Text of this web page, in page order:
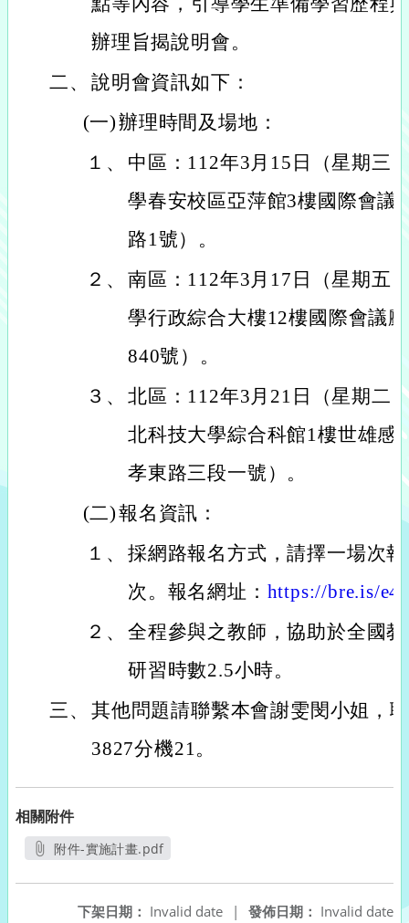
辦理旨揭說明會。
二、 說明會資訊如下：
(一)辦理時間及場地：
１、
中區：112年3月15日（星期三
學春安校區亞萍館3樓國際會議
路1號）。
２、 南區：112年3月17日（星期五
學行政綜合大樓12樓國際會議
840號）。
３、 北區：112年3月21日（星期二
北科技大學綜合科館1樓世雄感
孝東路三段一號）。
(二)報名資訊：
１、 採網路報名方式，請擇一場次
次。報名網址： https://bre.is/
２、 全程參與之教師，協助於全國
研習時數2.5小時。
三、 其他問題請聯繫本會謝雯閔小姐，
3827分機21。
相關附件
附件-實施計畫.pdf
發佈日期： Invalid date
下架日期： Invalid date
|